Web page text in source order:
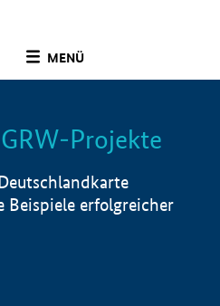
MENÜ
Info
Projekte
Beispiele erfolgreicher